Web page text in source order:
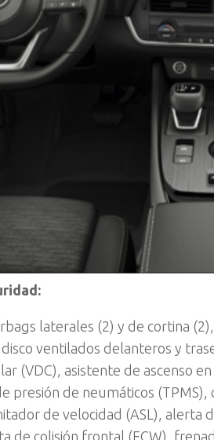
laterales (2) y de cortina
ventilados delanteros y
(VDC), asistente de ascenso
presión de neumáticos
de velocidad (ASL), alerta
de colisión frontal (FCW),